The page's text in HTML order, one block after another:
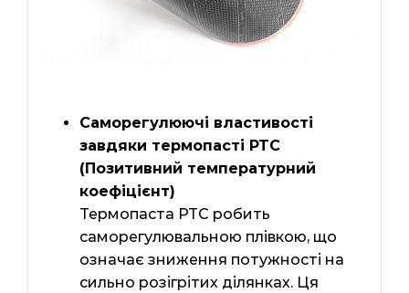
Саморегулюючі властивості
завдяки термопасті PTC
(Позитивний температурний
коефіцієнт)
Термопаста PTC робить
саморегулювальною плівкою, що
означає зниження потужності на
сильно розігрітих ділянках. Ця